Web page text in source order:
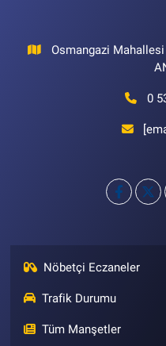
Osmangazi
0
Nöbetçi Eczaneler
Trafik Durumu
Tüm Manşetler